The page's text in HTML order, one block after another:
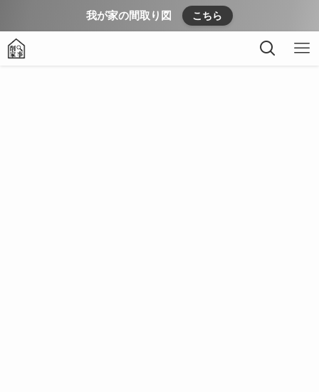
我が家の間取り図 こちら